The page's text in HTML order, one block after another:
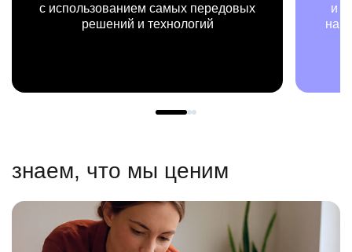
с использованием самых передовых
решений и технологий
и
знаем, что мы ценим